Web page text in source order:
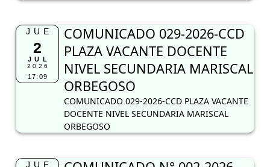
JUE
2
JUL
2026
17:09
COMUNICADO 029-2026-CCD
PLAZA VACANTE DOCENTE
NIVEL SECUNDARIA MARISCAL
ORBEGOSO
COMUNICADO 029-2026-CCD PLAZA VACANTE
DOCENTE NIVEL SECUNDARIA MARISCAL
ORBEGOSO
JUE